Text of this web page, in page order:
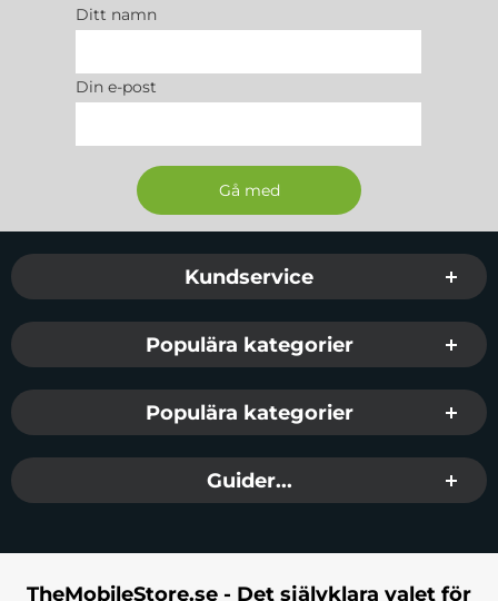
Ditt namn
Din e-post
Sidfot Blandad info och länkar
Kundservice
Populära kategorier
Populära kategorier
Guider...
TheMobileStore.se - Det självklara valet för